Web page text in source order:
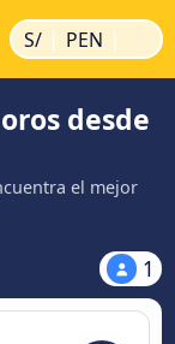
S/ | PEN |
desde
el mejor
1